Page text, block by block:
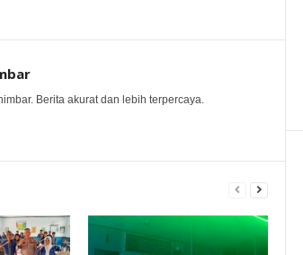
Berita akurat dan lebih terpercaya.